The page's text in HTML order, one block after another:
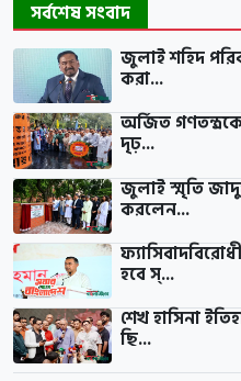
সর্বশেষ সংবাদ
জুলাই শহিদ
করা...
অর্জিত
দৃঢ়...
জুলাই স্মৃতি
করলেন...
হবে স্...
শেখ হাসিনা
ছি...